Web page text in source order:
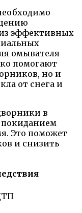
эффективных
омывателя
помогают
но и
от снега и
в
покиданием
Это поможет
и снизить